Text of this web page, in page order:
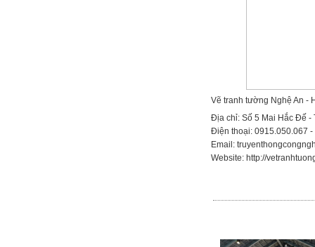
Vẽ tranh tường Nghệ An -
Địa chỉ: Số 5 Mai Hắc Đế -
Điện thoại: 0915.050.067
Email:
Website: http://